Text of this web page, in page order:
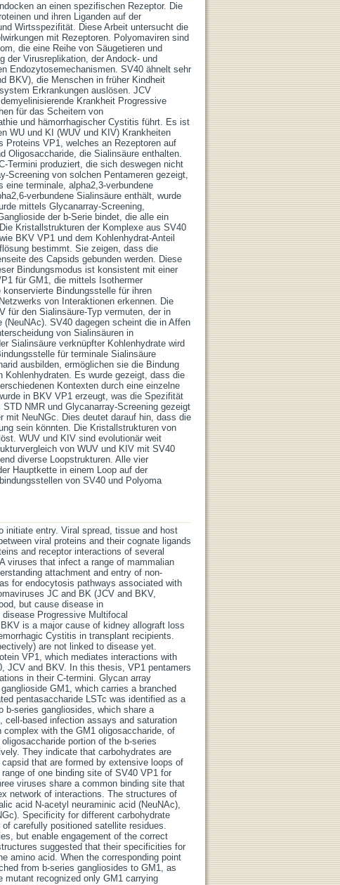
an einen spezifischen Rezeptor. Die
und ihren Liganden auf der
Wirtsspezifität. Diese Arbeit untersucht die
mit Rezeptoren. Polyomaviren sind
die eine Reihe von Säugetieren und
der Virusreplikation, der Andock- und
Endozytosemechanismen. SV40 ähnelt sehr
BKV), die Menschen in früher Kindheit
Erkrankungen auslösen. JCV
Krankheit Progressive
für das Scheitern von
und hämorrhagischer Cystitis führt. Es ist
WU und KI (WUV und KIV) Krankheiten
Proteins VP1, welches an Rezeptoren auf
Oligosaccharide, die Sialinsäure enthalten.
Termini produziert, die sich deswegen nicht
Screening von solchen Pentameren gezeigt,
terminale, alpha2,3-verbundene
verbundene Sialinsäure enthält, wurde
mittels Glycanarray-Screening,
der b-Serie bindet, die alle ein
Kristallstrukturen der Komplexe aus SV40
BKV VP1 und dem Kohlenhydrat-Anteil
bestimmt. Sie zeigen, dass die
des Capsids gebunden werden. Diese
Bindungsmodus ist konsistent mit einer
für GM1, die mittels Isothermer
Bindungsstelle für ihren
von Interaktionen erkennen. Die
für den Sialinsäure-Typ vermuten, der in
SV40 dagegen scheint die in Affen
von Sialinsäuren in
Sialinsäure verknüpfter Kohlenhydrate wird
für terminale Sialinsäure
ausbilden, ermöglichen sie die Bindung
Kohlenhydraten. Es wurde gezeigt, dass die
Kontexten durch eine einzelne
in BKV VP1 erzeugt, was die Spezifität
NMR und Glycanarray-Screening gezeigt
mit NeuNGc. Dies deutet darauf hin, dass die
sein könnten. Die Kristallstrukturen von
WUV und KIV sind evolutionär weit
von WUV und KIV mit SV40
diverse Loopstrukturen. Alle vier
Hauptkette in einem Loop auf der
von SV40 und Polyoma
entry. Viral spread, tissue and host
viral proteins and their cognate ligands
and receptor interactions of several
viruses that infect a range of mammalian
attachment and entry of non-
for endocytosis pathways associated with
JC and BK (JCV and BKV,
but cause disease in
Progressive Multifocal
is a major cause of kidney allograft loss
Cystitis in transplant recipients.
are not linked to disease yet.
VP1, which mediates interactions with
JCV and BKV. In this thesis, VP1 pentamers
in their C-termini. Glycan array
GM1, which carries a branched
pentasaccharide LSTc was identified as a
series gangliosides, which share a
based infection assays and saturation
with the GM1 oligosaccharide, of
portion of the b-series
They indicate that carbohydrates are
that are formed by extensive loops of
of one binding site of SV40 VP1 for
viruses share a common binding site that
network of interactions. The structures of
acid N-acetyl neuraminic acid (NeuNAc),
Specificity for different carbohydrate
carefully positioned satellite residues.
but enable engagement of the correct
suggested that their specificities for
amino acid. When the corresponding point
from b-series gangliosides to GM1, as
mutant recognized only GM1 carrying